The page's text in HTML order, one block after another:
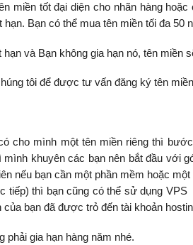
miền tốt đại diện cho nhãn hàng
hạn. Bạn có thể mua tên miền tối đa 50
hạn và Bạn không gia hạn nó, tên miền
tôi để được tư vấn đăng ký tên
cho mình một tên miền riêng thì
mình khuyên các bạn nên bắt đầu với
nếu bạn cần một phần mềm hoặc
tiếp) thì bạn cũng có thể sử dụng
của bạn đã được trỏ đến tài khoản
phải gia hạn hàng năm nhé.